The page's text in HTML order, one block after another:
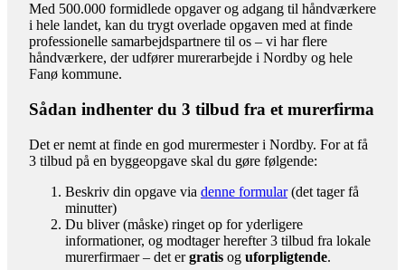
Med 500.000 formidlede opgaver og adgang til håndværkere
i hele landet, kan du trygt overlade opgaven med at finde
professionelle samarbejdspartnere til os – vi har flere
håndværkere, der udfører murerarbejde i Nordby og hele
Fanø kommune.
Sådan indhenter du 3 tilbud fra et murerfirma
Det er nemt at finde en god murermester i Nordby. For at få
3 tilbud på en byggeopgave skal du gøre følgende:
Beskriv din opgave via denne formular(det tager få
minutter)
Du bliver (måske) ringet op for yderligere
informationer, og modtager herefter 3 tilbud fra lokale
murerfirmaer – det ergratis og uforpligtende.